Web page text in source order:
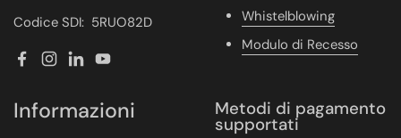
Codice SDI: 5RUO82D
Facebook
Instagram
LinkedInYouTube
Whistelblowing
Modulo di Recesso
Informazioni Metodi di pagamento
supportati